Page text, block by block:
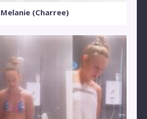
Melanie (Charree)